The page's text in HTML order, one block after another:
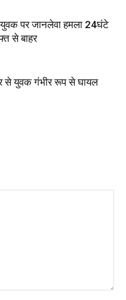
पर जानलेवा हमला 24घंटे
से बाहर
से युवक गंभीर रूप से घायल